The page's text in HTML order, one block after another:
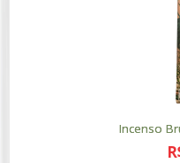
Incenso